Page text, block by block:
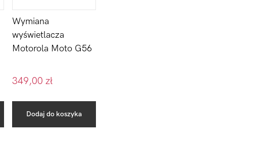
Wymiana
wyświetlacza
Motorola Moto G56
349,00 zł
Dodaj do koszyka